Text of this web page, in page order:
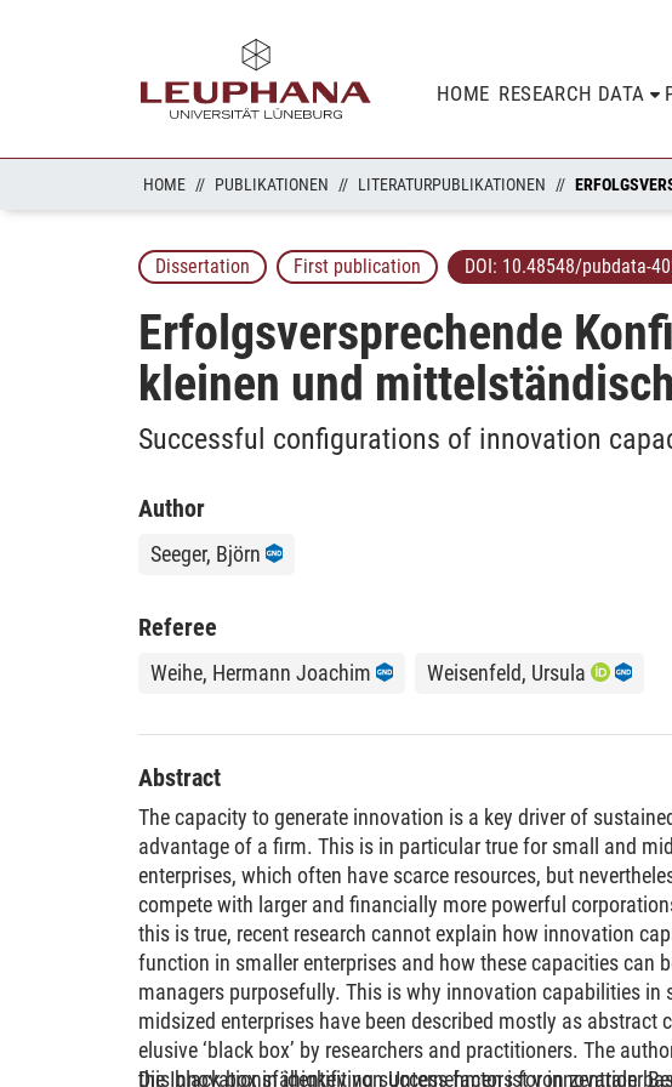
HOME RESEARCH DATA
HOME PUBLIKATIONEN LITERATURPUBLIKATIONEN
Dissertation First publication DOI: 10.48548/pubdata-
Erfolgsversprechende
kleinen und
Successful configurations of innovation
Author
Seeger, Björn
Referee
Weihe, Hermann Joachim Weisenfeld, Ursula
Abstract
The capacity to generate innovation is a key driver of
advantage of a firm. This is in particular true for small and
enterprises, which often have scarce resources, but
compete with larger and financially more powerful
this is true, recent research cannot explain how innovation
function in smaller enterprises and how these capacities can
managers purposefully. This is why innovation capabilities in
midsized enterprises have been described mostly as abstract
elusive ‘black box’ by researchers and practitioners. The
this black box in identifying success factors for innovation
Die Innovationsfähigkeit von Unternehmen ist von zentraler